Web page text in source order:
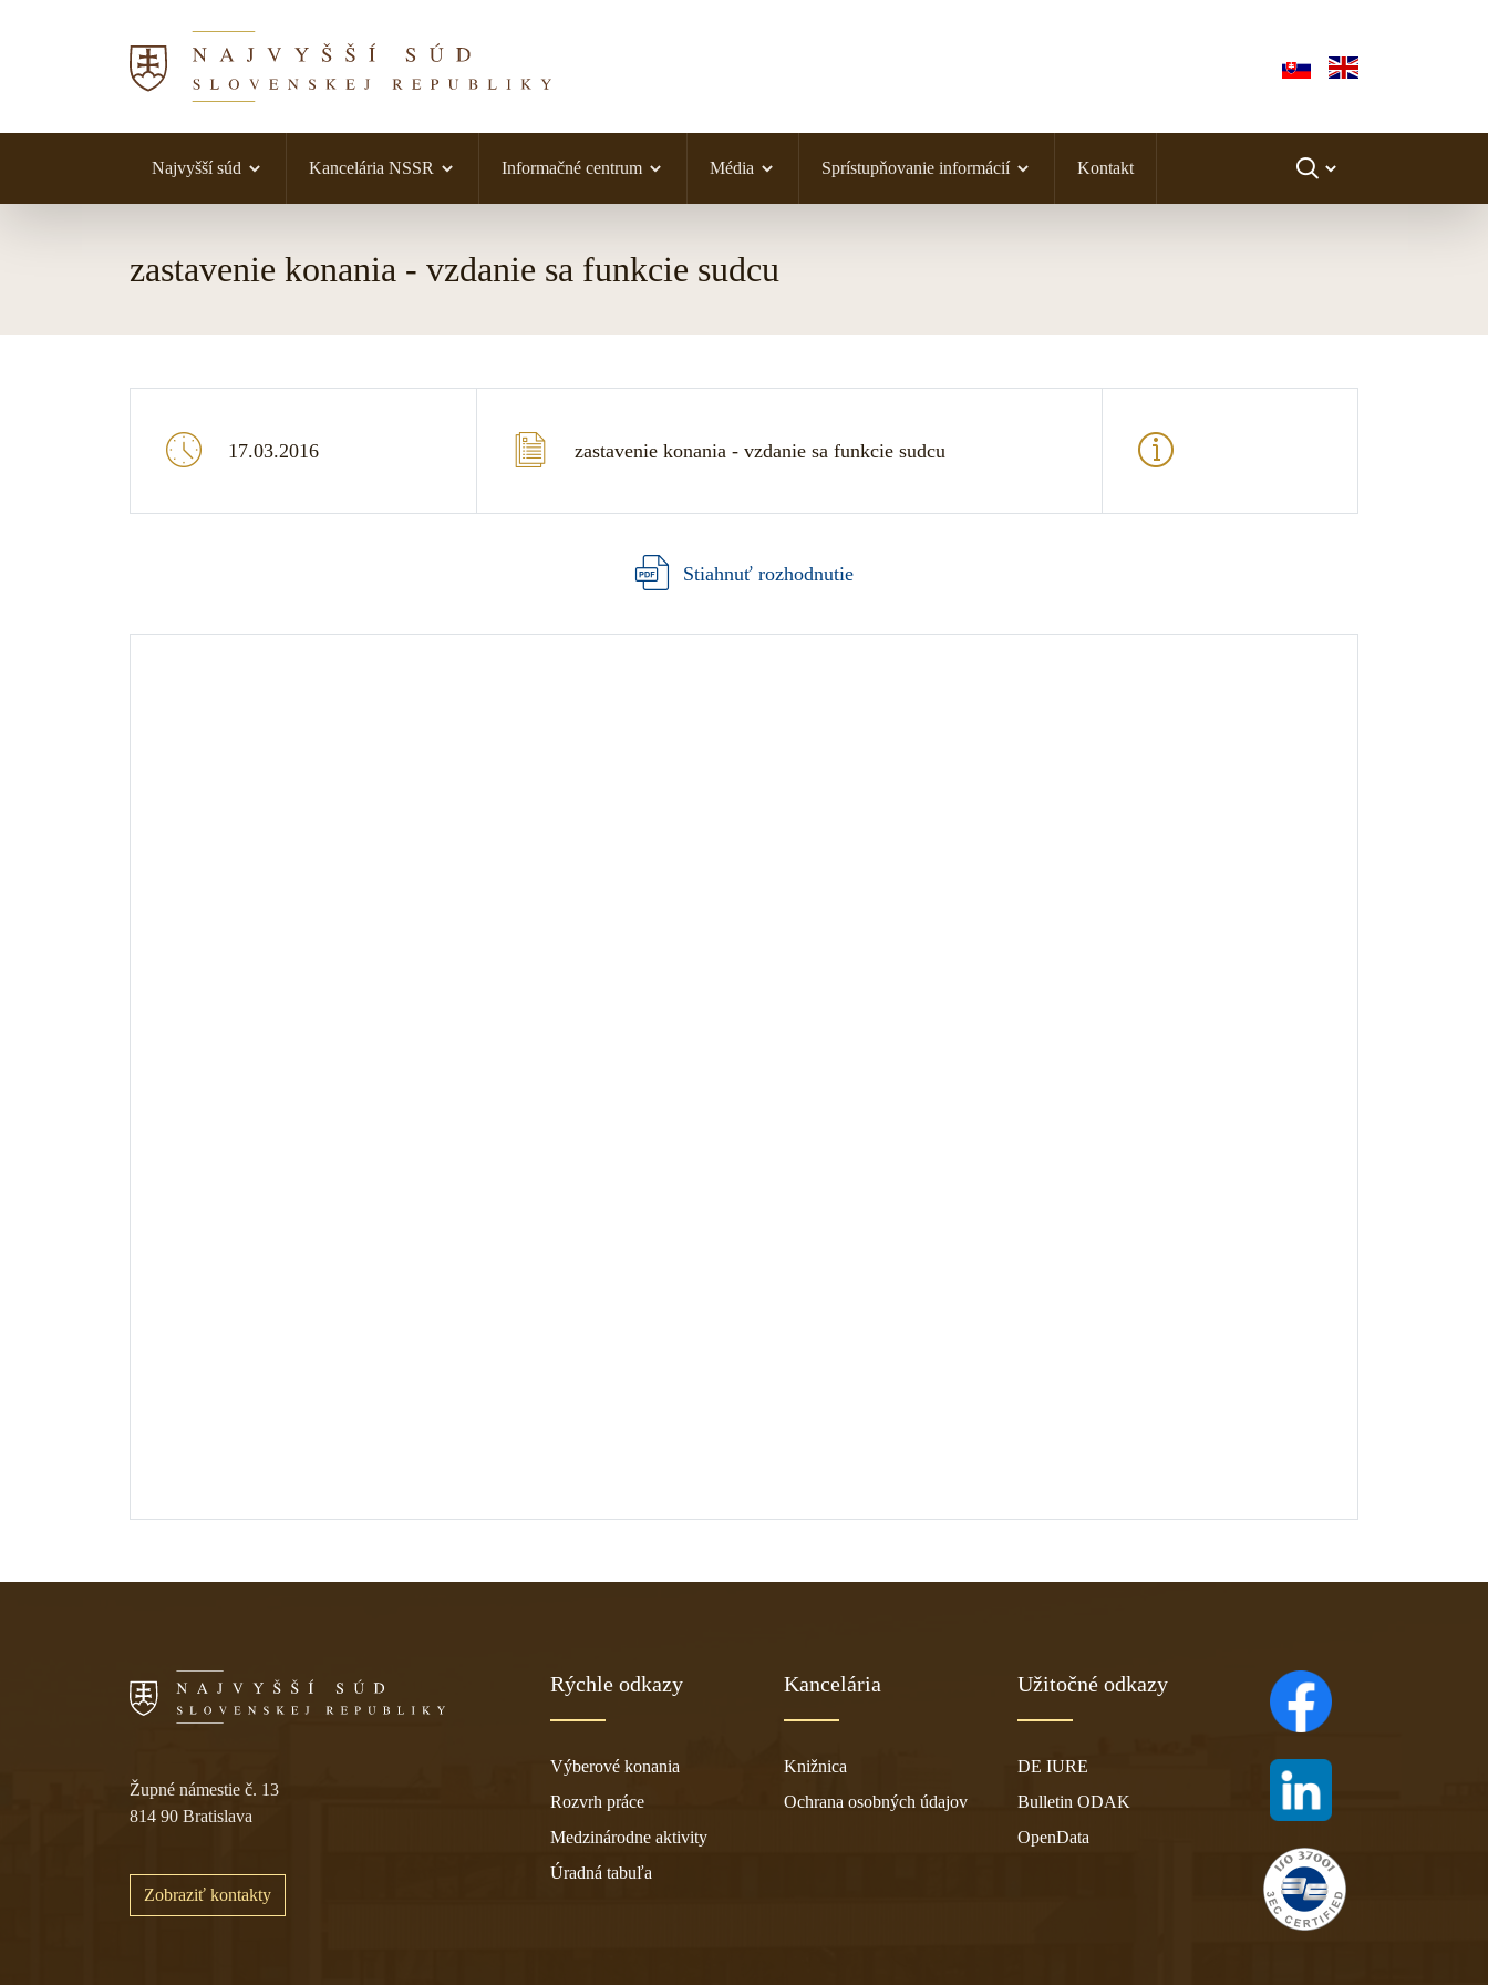
Najvyšší súd Kancelária NSSR Informačné centrum Média Sprístupňovanie informácií Kontakt
zastavenie konania - vzdanie sa funkcie sudcu
17.03.2016 zastavenie konania - vzdanie sa funkcie sudcu
Stiahnuť rozhodnutie
Župné námestie č. 13
814 90 Bratislava
Zobraziť kontakty
Rýchle odkazy
Výberové konania
Rozvrh práce
Medzinárodne aktivity
Úradná tabuľa
Kancelária
Knižnica
Ochrana osobných údajov
Užitočné odkazy
DE IURE
Bulletin ODAK
OpenData
(otvára sa v novom